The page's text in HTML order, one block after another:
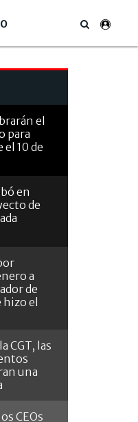
el
para
el 10 de
en
de
a
de
hizo el
CGT, las
una
CEOs